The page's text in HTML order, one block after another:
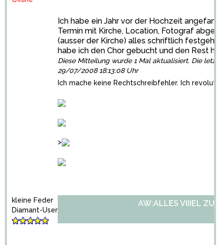
Ich habe ein Jahr vor der Hochzeit
Termin mit Kirche, Location, Fotograf
(ausser der Kirche) alles schriftlich
habe ich den Chor gebucht und den Rest
Diese Mitteilung wurde 1 Mal aktualisiert. Die
29/07/2008 18:13:08 Uhr
Ich mache keine Rechtschreibfehler. Ich
>
kleine Feder
Diamant-User
AW:ALLES VIIIEL ZU